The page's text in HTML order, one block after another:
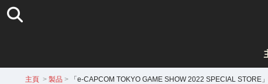
主頁 > 製品 > 「e-CAPCOM TOKYO GAME SHOW 2022 SPECIAL STORE